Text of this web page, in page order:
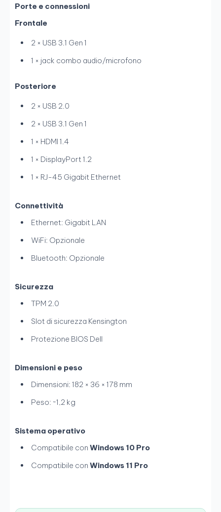
Porte e connessioni
Frontale
2 × USB 3.1 Gen 1
1 × jack combo audio/microfono
Posteriore
2 × USB 2.0
2 × USB 3.1 Gen 1
1 × HDMI 1.4
1 × DisplayPort 1.2
1 × RJ-45 Gigabit Ethernet
Connettività
Ethernet: Gigabit LAN
WiFi: Opzionale
Bluetooth: Opzionale
Sicurezza
TPM 2.0
Slot di sicurezza Kensington
Protezione BIOS Dell
Dimensioni e peso
Dimensioni: 182 × 36 × 178 mm
Peso: ~1,2 kg
Sistema operativo
Compatibile con Windows 10 Pro
Compatibile con Windows 11 Pro